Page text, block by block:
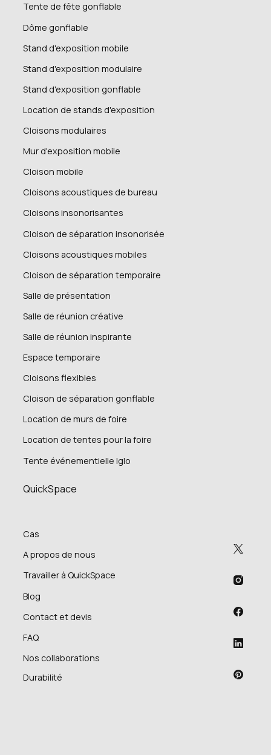
QuickSpace
Cas
A propos de nous
Travailler à QuickSpace
Blog
Contact et devis
FAQ
Nos collaborations
Durabilité
Tente de fête gonflable
Dôme gonflable
Stand d'exposition mobile
Stand d'exposition modulaire
Stand d'exposition gonflable
Location de stands d'exposition
Cloisons modulaires
Mur d'exposition mobile
Cloison mobile
Cloisons acoustiques de bureau
Cloisons insonorisantes
Cloison de séparation insonorisée
Cloisons acoustiques mobiles
Cloison de séparation temporaire
Salle de présentation
Salle de réunion créative
Salle de réunion inspirante
Espace temporaire
Cloisons flexibles
Cloison de séparation gonflable
Location de murs de foire
Location de tentes pour la foire
Tente événementielle Iglo